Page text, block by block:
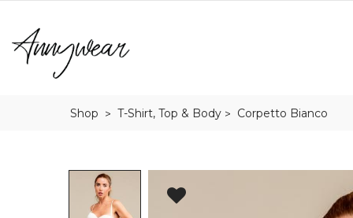
Shop > T-Shirt, Top & Body > Corpetto Bianco